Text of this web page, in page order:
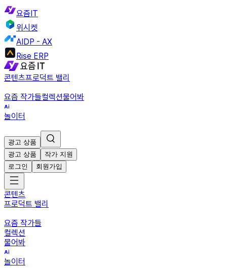
요즘IT
위시켓
AIDP - AX
Rise ERP
콘텐츠프로덕트 밸리
요즘 작가들컬렉션물어봐
놀이터
광고 상품
광고 상품
작가 지원
로그인
회원가입
콘텐츠
프로덕트 밸리
요즘 작가들
컬렉션
물어봐
놀이터